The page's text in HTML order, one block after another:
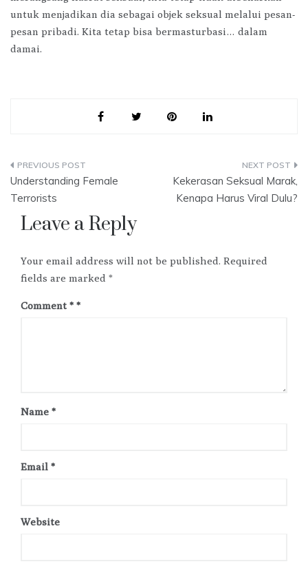
untuk menjadikan dia sebagai objek seksual melalui pesan-
pesan pribadi. Kita tetap bisa bermasturbasi… dalam
damai.
Post
navigation
Understanding Female
Terrorists
Kekerasan Seksual Marak,
Kenapa Harus Viral Dulu?
Leave a Reply
Your email address will not be published. Required
fields are marked *
Comment *
Name *
Email *
Website